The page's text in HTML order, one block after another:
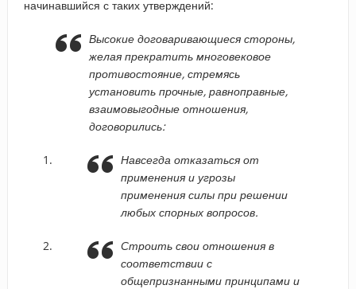
начинавшийся с таких утверждений:
Высокие договаривающиеся стороны,
желая прекратить многовековое
противостояние, стремясь
установить прочные, равноправные,
взаимовыгодные отношения,
договорились:
Навсегда отказаться от
применения и угрозы
применения силы при решении
любых спорных вопросов.
Строить свои отношения в
соответствии с
общепризнанными принципами и